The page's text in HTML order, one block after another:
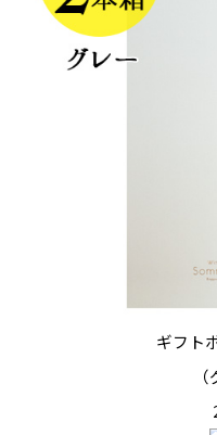
ギフト